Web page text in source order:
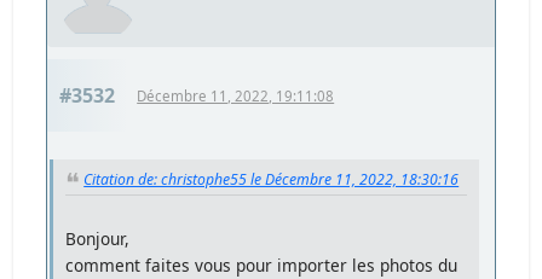
#3532 Décembre 11, 2022, 19:11:08
Citation de: christophe55 le Décembre 11, 2022, 18:30:16
Bonjour,
comment faites vous pour importer les photos du